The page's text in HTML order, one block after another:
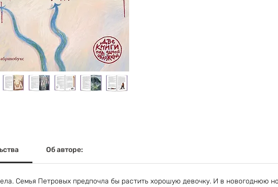
Об авторе:
Семья Петровых предпочла бы растить хорошую девочку. И в новогоднюю